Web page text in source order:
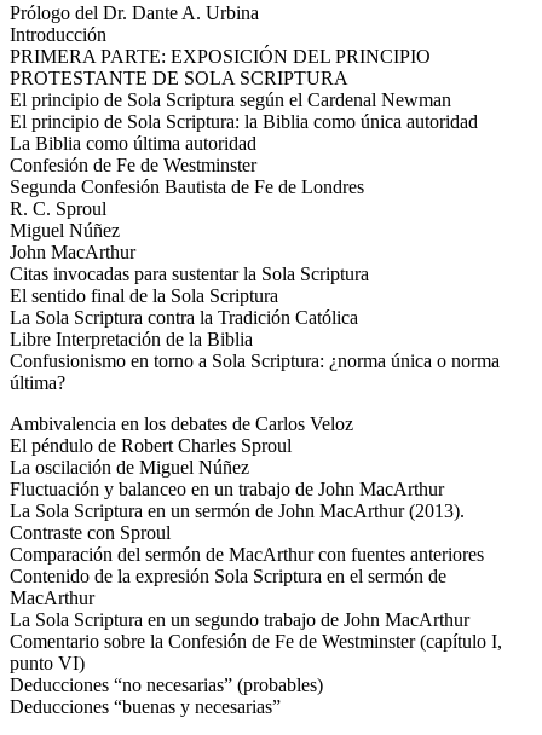
Prólogo del Dr. Dante A. Urbina
Introducción
PRIMERA PARTE: EXPOSICIÓN DEL PRINCIPIO
PROTESTANTE DE SOLA SCRIPTURA
El principio de Sola Scriptura según el Cardenal Newman
El principio de Sola Scriptura: la Biblia como única autoridad
La Biblia como última autoridad
Confesión de Fe de Westminster
Segunda Confesión Bautista de Fe de Londres
R. C. Sproul
Miguel Núñez
John MacArthur
Citas invocadas para sustentar la Sola Scriptura
El sentido final de la Sola Scriptura
La Sola Scriptura contra la Tradición Católica
Libre Interpretación de la Biblia
Confusionismo en torno a Sola Scriptura: ¿norma única o norma
última?
Ambivalencia en los debates de Carlos Veloz
El péndulo de Robert Charles Sproul
La oscilación de Miguel Núñez
Fluctuación y balanceo en un trabajo de John MacArthur
La Sola Scriptura en un sermón de John MacArthur (2013).
Contraste con Sproul
Comparación del sermón de MacArthur con fuentes anteriores
Contenido de la expresión Sola Scriptura en el sermón de
MacArthur
La Sola Scriptura en un segundo trabajo de John MacArthur
Comentario sobre la Confesión de Fe de Westminster (capítulo I,
punto VI)
Deducciones “no necesarias” (probables)
Deducciones “buenas y necesarias”